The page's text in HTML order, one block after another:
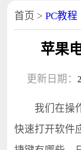
首页 > PC教程
苹果
更新日期：
我们在操作
快速打开软件